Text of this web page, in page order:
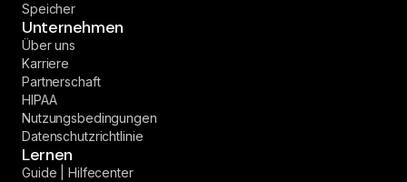
Speicher
Unternehmen
Über uns
Karriere
Partnerschaft
HIPAA
Nutzungsbedingungen
Datenschutzrichtlinie
Lernen
Guide | Hilfecenter